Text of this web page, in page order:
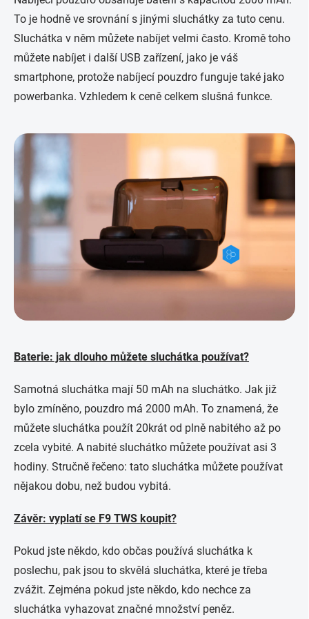
To je hodně ve srovnání s jinými sluchátky za tuto cenu.
Sluchátka v něm můžete nabíjet velmi často. Kromě toho
můžete nabíjet i další USB zařízení, jako je váš
smartphone, protože nabíjecí pouzdro funguje také jako
powerbanka. Vzhledem k ceně celkem slušná funkce.
Baterie: jak dlouho můžete sluchátka používat?
Samotná sluchátka mají 50 mAh na sluchátko. Jak již
bylo zmíněno, pouzdro má 2000 mAh. To znamená, že
můžete sluchátka použít 20krát od plně nabitého až po
zcela vybité. A nabité sluchátko můžete používat asi 3
hodiny. Stručně řečeno: tato sluchátka můžete používat
nějakou dobu, než budou vybitá.
Závěr: vyplatí se F9 TWS koupit?
Pokud jste někdo, kdo občas používá sluchátka k
poslechu, pak jsou to skvělá sluchátka, které je třeba
zvážit. Zejména pokud jste někdo, kdo nechce za
sluchátka vyhazovat značné množství peněz.